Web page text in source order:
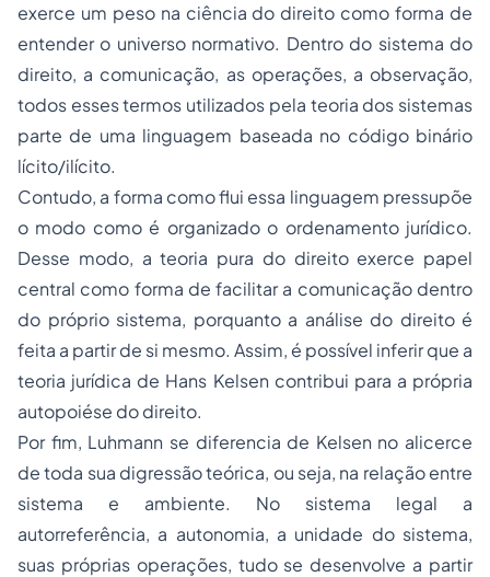
exerce um peso na ciência do direito como forma de
entender o universo normativo. Dentro do sistema do
direito, a comunicação, as operações, a observação,
todos esses termos utilizados pela teoria dos sistemas
parte de uma linguagem baseada no código binário
lícito/ilícito.
Contudo, a forma como flui essa linguagem pressupõe
o modo como é organizado o ordenamento jurídico.
Desse modo, a teoria pura do direito exerce papel
central como forma de facilitar a comunicação dentro
do próprio sistema, porquanto a análise do direito é
feita a partir de si mesmo. Assim, é possível inferir que a
teoria jurídica de Hans Kelsen contribui para a própria
autopoiése do direito.
Por fim, Luhmann se diferencia de Kelsen no alicerce
de toda sua digressão teórica, ou seja, na relação entre
sistema e ambiente. No sistema legal a
autorreferência, a autonomia, a unidade do sistema,
suas próprias operações, tudo se desenvolve a partir